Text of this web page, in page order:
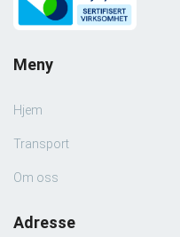
Meny
Hjem
Transport
Om oss
Adresse